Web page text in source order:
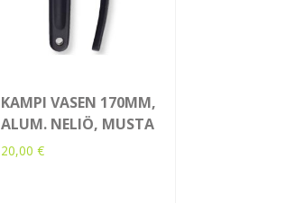
KAMPI VASEN 170MM,
ALUM. NELIÖ, MUSTA
20,00 €